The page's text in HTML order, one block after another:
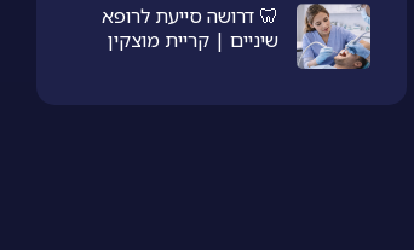
🦷 דרושה סייעת לרופא
שיניים | קריית מוצקין